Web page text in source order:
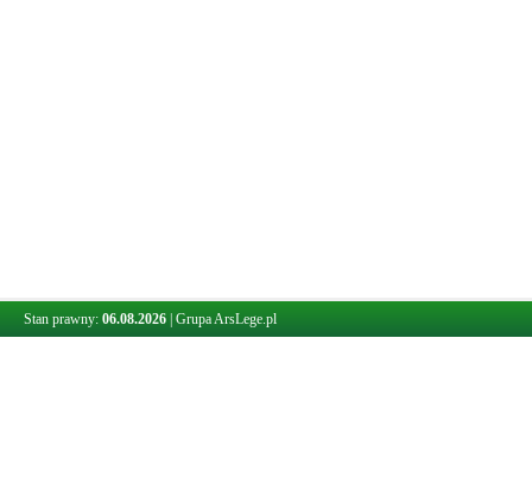
Stan prawny: 06.08.2026 Grupa ArsLege.pl